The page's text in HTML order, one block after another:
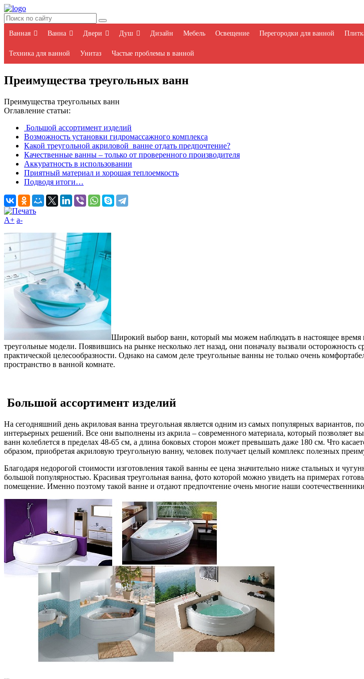
Ванная Ванна Двери Душ Дизайн Мебель Освещение Перегородки для ванной
Техника для ванной Унитаз Частые проблемы в ванной
Преимущества треугольных ванн
Преимущества треугольных ванн
Оглавление статьи:
Большой ассортимент изделий
Возможность установки гидромассажного комплекса
Какой треугольной акриловой ванне отдать предпочтение?
Качественные ванны – только от проверенного производителя
Аккуратность в использовании
Приятный материал и хорошая теплоемкость
Подводя итоги…
A+ а-
Широкий выбор ванн, который мы можем наблюдать в настоящее время
треугольные модели. Появившись на рынке несколько лет назад, они поначалу вызвали осторожность
практической целесообразности. Однако на самом деле треугольные ванны не только очень
пространство в ванной комнате.
Большой ассортимент изделий
На сегодняшний день акриловая ванна треугольная является одним из самых популярных вариантов,
интерьерных решений. Все они выполнены из акрила – современного материала, который
ванн колеблется в пределах 48-65 см, а длина боковых сторон может превышать даже 180 см. Что
образом, приобретая акриловую треугольную ванну, человек получает целый комплекс полезных
Благодаря недорогой стоимости изготовления такой ванны ее цена значительно ниже стальных и
большой популярностью. Красивая треугольная ванна, фото которой можно увидеть на примерах
помещение. Именно поэтому такой ванне и отдают предпочтение очень многие наши